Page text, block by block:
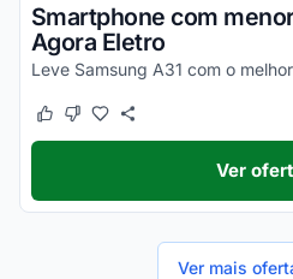
Smartphone com
Agora Eletro
Leve Samsung A31 com o
Este cupom funcionou
Este cupom não funcionou
Ver
Ver mais